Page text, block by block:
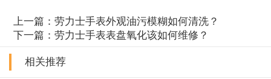
上一篇：劳力士手表外观油污模糊如何清洗？
下一篇：劳力士手表表盘氧化该如何维修？
相关推荐